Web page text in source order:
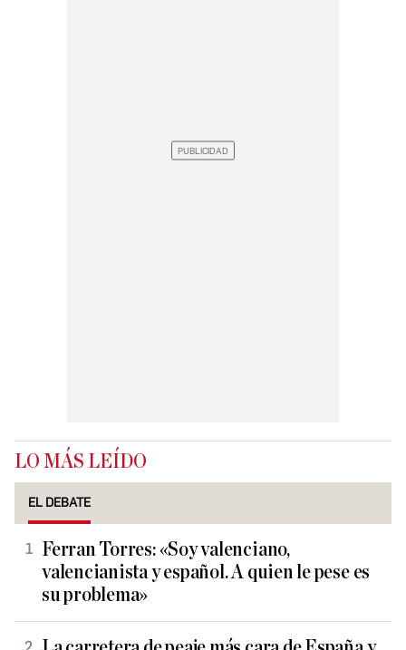
LO MÁS LEÍDO
EL DEBATE
Ferran Torres: «Soy valenciano,
valencianista y español. A quien le pese es
su problema»